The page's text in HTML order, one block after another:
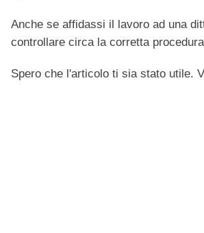
Anche se affidassi il lavoro ad una
controllare circa la corretta
Spero che l'articolo ti sia stato utile.